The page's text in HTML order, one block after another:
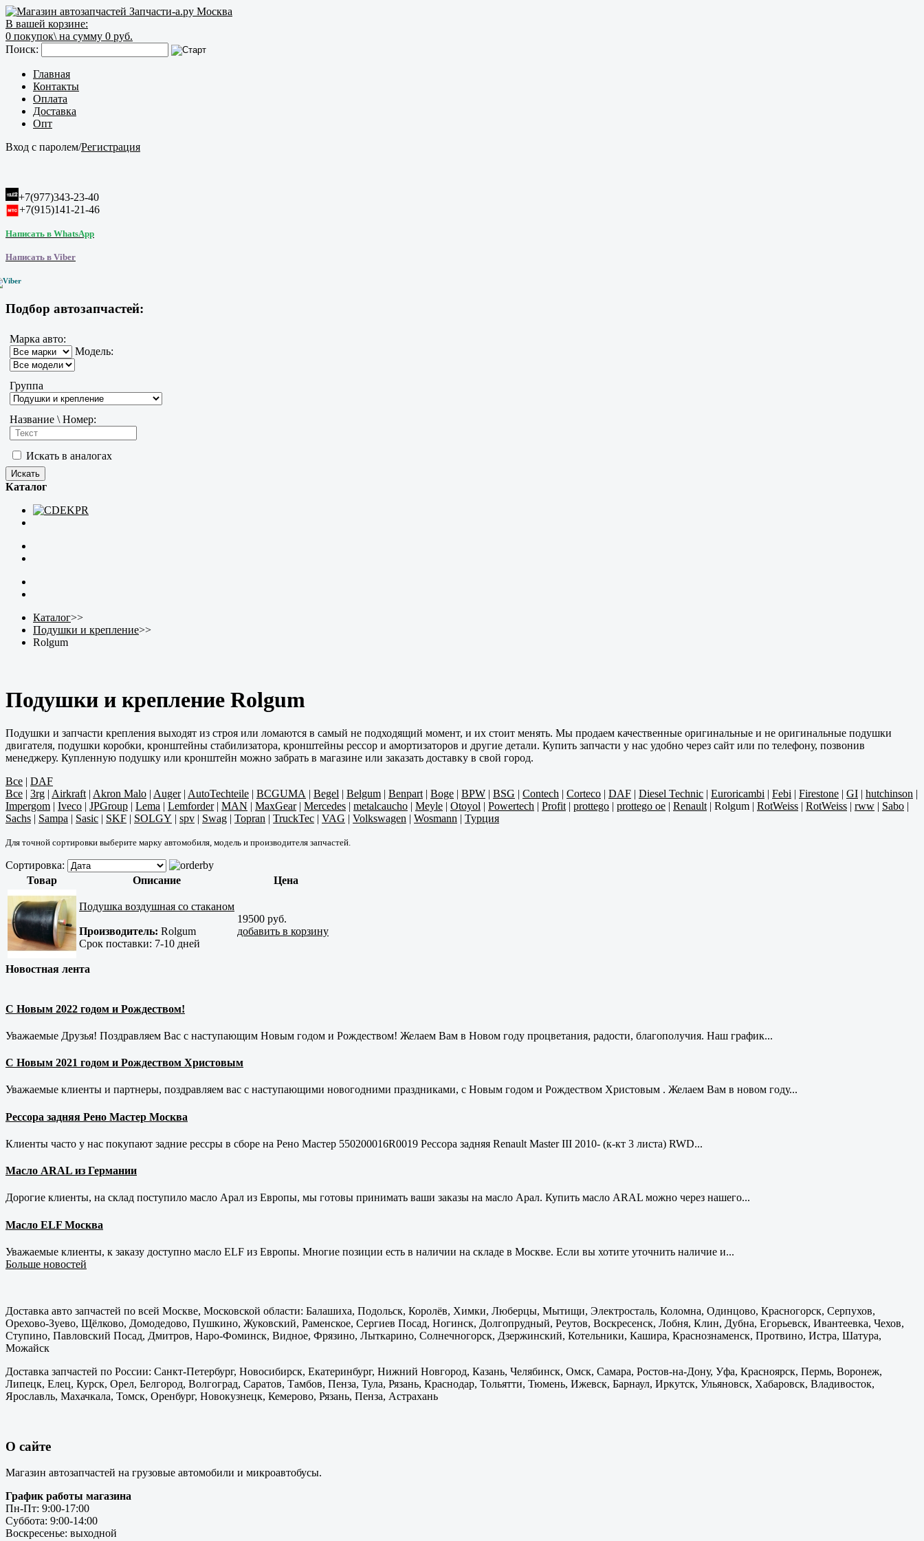
В вашей корзине:
0 покупок\ на сумму 0 руб.
Поиск:
Главная
Контакты
Оплата
Доставка
Опт
Вход с паролем/Регистрация
+7(977)343-23-40
+7(915)141-21-46
Написать в WhatsApp
Написать в Viber
Подбор автозапчастей:
Марка авто:
Модель:
Группа
Название \ Номер:
Искать в аналогах
Каталог
Каталог>>
Подушки и крепление>>
Rolgum
Подушки и крепление Rolgum
Подушки и запчасти крепления выходят из строя или ломаются в самый не подходящий момент, и их стоит менять. Мы продаем качественные оригинальные и не оригинальные подушки
двигателя, подушки коробки, кронштейны стабилизатора, кронштейны рессор и амортизаторов и другие детали. Купить запчасти у нас удобно через сайт или по телефону, позвонив
менеджеру. Купленную подушку или кронштейн можно забрать в магазине или заказать доставку в свой город.
Все | DAF
Все | 3rg | Airkraft | Akron Malo | Auger| AutoTechteile | BCGUMA | Begel | Belgum | Benpart | Boge | BPW | BSG | Contech | Corteco | DAF | Diesel Technic | Euroricambi | Febi | Firestone | GI | hutchinson |
Impergom | Iveco | JPGroup | Lema | Lemforder| MAN | MaxGear| Mercedes | metalcaucho | Meyle | Otoyol | Powertech | Profit | prottego | prottego oe | Renault | Rolgum | RotWeiss | RotWeiss | rww | Sabo |
Sachs | Sampa | Sasic | SKF | SOLGY | spv | Swag | Topran | TruckTec | VAG | Volkswagen | Wosmann | Турция
Для точной сортировки выберите марку автомобиля, модель и производителя запчастей.
Сортировка:
Товар
Описание Цена
Подушка воздушная со стаканом
Производитель: Rolgum
Срок поставки: 7-10 дней
19500 руб.
добавить в корзину
Новостная лента
С Новым 2022 годом и Рождеством!
Уважаемые Друзья! Поздравляем Вас с наступающим Новым годом и Рождеством! Желаем Вам в Новом году процветания, радости, благополучия. Наш график...
С Новым 2021 годом и Рождеством Христовым
Уважаемые клиенты и партнеры, поздравляем вас с наступающими новогодними праздниками, с Новым годом и Рождеством Христовым . Желаем Вам в новом году...
Рессора задняя Рено Мастер Москва
Клиенты часто у нас покупают задние рессры в сборе на Рено Мастер 550200016R0019 Рессора задняя Renault Master III 2010- (к-кт 3 листа) RWD...
Масло ARAL из Германии
Дорогие клиенты, на склад поступило масло Арал из Европы, мы готовы принимать ваши заказы на масло Арал. Купить масло ARAL можно через нашего...
Масло ELF Москва
Уважаемые клиенты, к заказу доступно масло ELF из Европы. Многие позиции есть в наличии на складе в Москве. Если вы хотите уточнить наличие и...
Больше новостей
Доставка авто запчастей по всей Москве, Московской области: Балашиха, Подольск, Королёв, Химки, Люберцы, Мытищи, Электросталь, Коломна, Одинцово, Красногорск, Серпухов,
Орехово-Зуево, Щёлково, Домодедово, Пушкино, Жуковский, Раменское, Сергиев Посад, Ногинск, Долгопрудный, Реутов, Воскресенск, Лобня, Клин, Дубна, Егорьевск, Ивантеевка, Чехов,
Ступино, Павловский Посад, Дмитров, Наро-Фоминск, Видное, Фрязино, Лыткарино, Солнечногорск, Дзержинский, Котельники, Кашира, Краснознаменск, Протвино, Истра, Шатура,
Можайск
Доставка запчастей по России: Санкт-Петербург, Новосибирск, Екатеринбург, Нижний Новгород, Казань, Челябинск, Омск, Самара, Ростов-на-Дону, Уфа, Красноярск, Пермь, Воронеж,
Липецк, Елец, Курск, Орел, Белгород, Волгоград, Саратов, Тамбов, Пенза, Тула, Рязань, Краснодар, Тольятти, Тюмень, Ижевск, Барнаул, Иркутск, Ульяновск, Хабаровск, Владивосток,
Ярославль, Махачкала, Томск, Оренбург, Новокузнецк, Кемерово, Рязань, Пенза, Астрахань
О сайте
Магазин автозапчастей на грузовые автомобили и микроавтобусы.
График работы магазина
Пн-Пт: 9:00-17:00
Суббота: 9:00-14:00
Воскресенье: выходной